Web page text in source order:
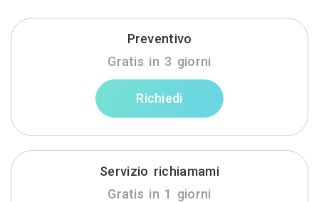
Preventivo
Gratis in 3 giorni
Richiedi
Servizio richiamami
Gratis in 1 giorni